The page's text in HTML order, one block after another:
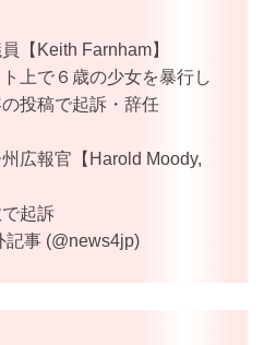
【Keith Farnham】
上で６歳の少女を暴行し
投稿で起訴・辞任
広報官【Harold Moody,
起訴
事 (@news4jp)